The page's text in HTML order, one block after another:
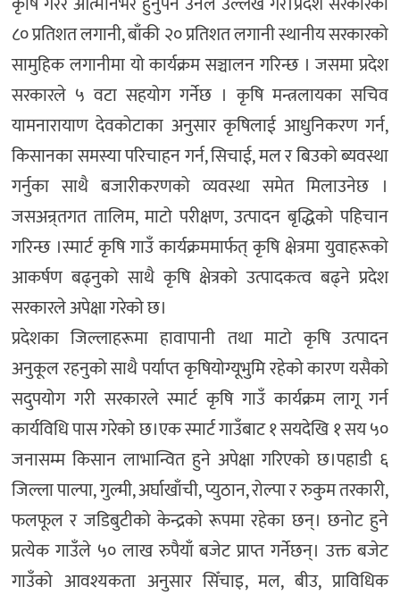
८० प्रतिशत लगानी, बाँकी २० प्रतिशत लगानी स्थानीय सरकारको
सामुहिक लगानीमा यो कार्यक्रम सञ्चालन गरिन्छ । जसमा प्रदेश
सरकारले ५ वटा सहयोग गर्नेछ । कृषि मन्त्रलायका सचिव
यामनारायाण देवकोटाका अनुसार कृषिलाई आधुनिकरण गर्न,
किसानका समस्या परिचाहन गर्न, सिचाई, मल र बिउको ब्यवस्था
गर्नुका साथै बजारीकरणको व्यवस्था समेत मिलाउनेछ ।
जसअन्र्तगत तालिम, माटो परीक्षण, उत्पादन बृद्धिको पहिचान
गरिन्छ ।स्मार्ट कृषि गाउँ कार्यक्रममार्फत् कृषि क्षेत्रमा युवाहरूको
आकर्षण बढ्नुको साथै कृषि क्षेत्रको उत्पादकत्व बढ्ने प्रदेश
सरकारले अपेक्षा गरेको छ।
प्रदेशका जिल्लाहरूमा हावापानी तथा माटो कृषि उत्पादन
अनुकूल रहनुको साथै पर्याप्त कृषियोग्यूभुमि रहेको कारण यसैको
सदुपयोग गरी सरकारले स्मार्ट कृषि गाउँ कार्यक्रम लागू गर्न
कार्यविधि पास गरेको छ।एक स्मार्ट गाउँबाट १ सयदेखि १ सय ५०
जनासम्म किसान लाभान्वित हुने अपेक्षा गरिएको छ।पहाडी ६
जिल्ला पाल्पा, गुल्मी, अर्घाखाँची, प्युठान, रोल्पा र रुकुम तरकारी,
फलफूल र जडिबुटीको केन्द्रको रूपमा रहेका छन्। छनोट हुने
प्रत्येक गाउँले ५० लाख रुपैयाँ बजेट प्राप्त गर्नेछन्। उक्त बजेट
गाउँको आवश्यकता अनुसार सिँचाइ, मल, बीउ, प्राविधिक